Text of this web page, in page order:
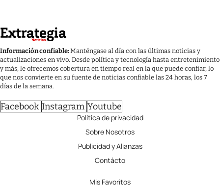
Información confiable:Manténgase al día con las últimas noticias y
actualizaciones en vivo. Desde política y tecnología hasta entretenimiento
y más, le ofrecemos cobertura en tiempo real en la que puede confiar, lo
que nos convierte en su fuente de noticias confiable las 24 horas, los 7
días de la semana.
Facebook Instagram Youtube
Política de privacidad
Sobre Nosotros
Publicidad y Alianzas
Contácto
Mis Favoritos